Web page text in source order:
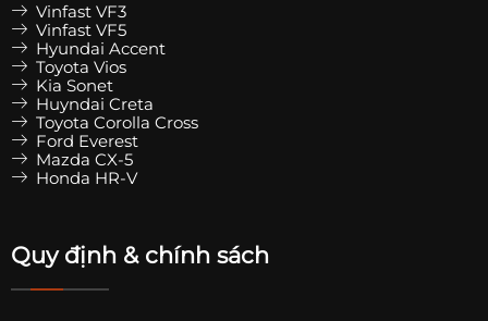
Vinfast VF3
Vinfast VF5
Hyundai Accent
Toyota Vios
Kia Sonet
Huyndai Creta
Toyota Corolla Cross
Ford Everest
Mazda CX-5
Honda HR-V
Quy định & chính sách